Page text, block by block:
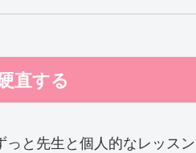
直する
と先生と個人的なレッスン